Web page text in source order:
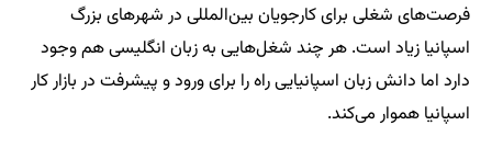
فرصت‌های شغلی برای کارجویان بین‌المللی در شهرهای بزرگ
اسپانیا زیاد است. هر چند شغل‌هایی به زبان انگلیسی هم وجود
دارد اما دانش زبان اسپانیایی راه را برای ورود و پیشرفت در بازار کار
اسپانیا هموار می‌کند.